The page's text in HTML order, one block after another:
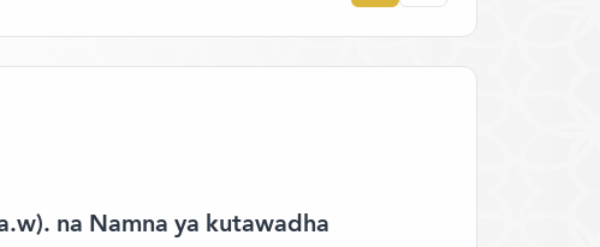
na Namna ya kutawadha